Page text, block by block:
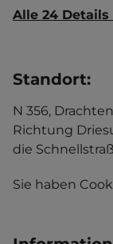
Alle 24 Details
Standort:
N 356,
Richtung
die
Sie haben